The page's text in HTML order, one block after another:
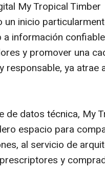
My Tropical Timber
un inicio
a información
y promover una
responsable, ya atrae
de datos técnica, My
espacio para
al servicio de
y